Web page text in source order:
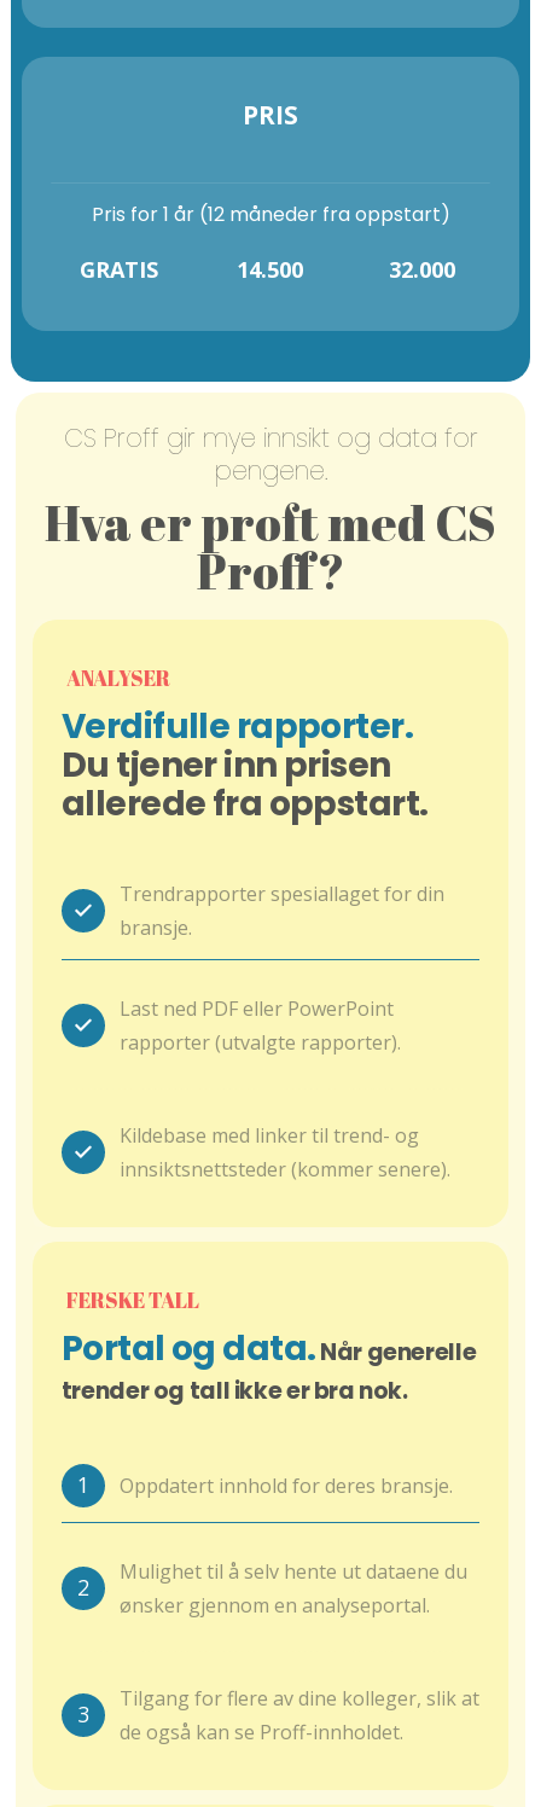
PRIS
Pris for 1 år (12 måneder fra oppstart)
GRATIS 14.500 32.000
CS Proff gir mye innsikt og data for
pengene.
Hva er proft med CS
Proff?
ANALYSER
Verdifulle rapporter.
Du tjener inn prisen
allerede fra oppstart.
Trendrapporter spesiallaget for din
bransje.
Last ned PDF eller PowerPoint
rapporter (utvalgte rapporter).
Kildebase med linker til trend- og
innsiktsnettsteder (kommer senere).
FERSKE TALL
Portal og data.Når generelle
trender og tall ikke er bra nok.
1 Oppdatert innhold for deres bransje.
2
Mulighet til å selv hente ut dataene du
ønsker gjennom en analyseportal.
3
Tilgang for flere av dine kolleger, slik at
de også kan se Proff-innholdet.